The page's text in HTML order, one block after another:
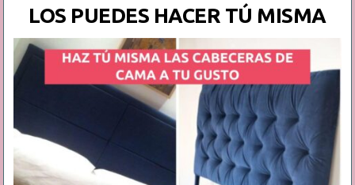
LOS PUEDES HACER TÚ MISMA